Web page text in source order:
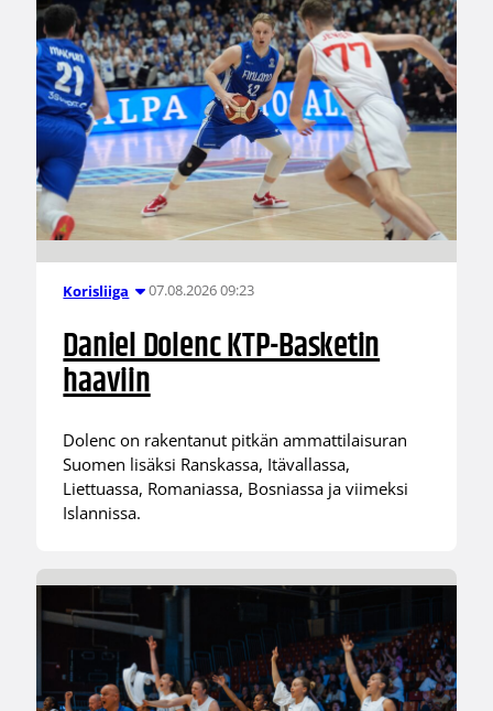
Korisliiga 07.08.2026 09:23
Daniel Dolenc KTP-Basketin
haaviin
Dolenc on rakentanut pitkän ammattilaisuran
Suomen lisäksi Ranskassa, Itävallassa,
Liettuassa, Romaniassa, Bosniassa ja viimeksi
Islannissa.